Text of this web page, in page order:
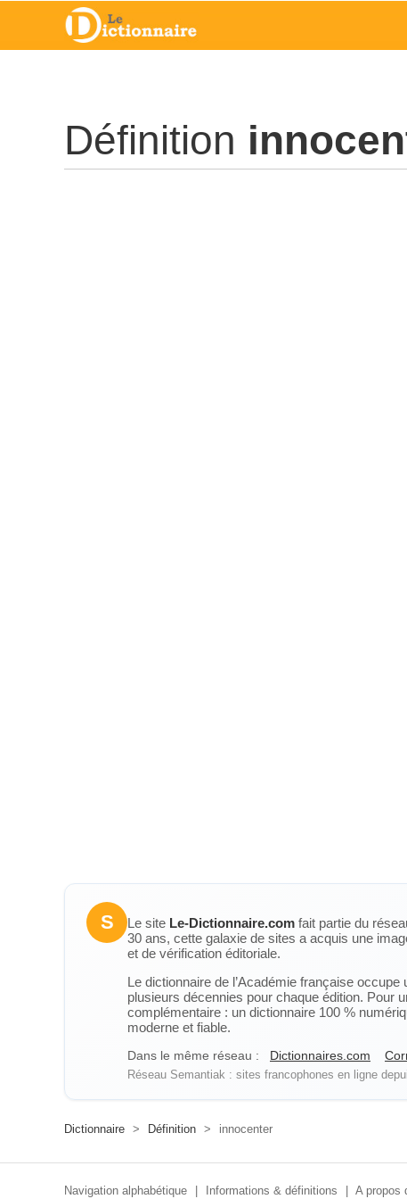
Définition
S Le site Le-Dictionnaire.com fait partie du
30 ans, cette galaxie de sites a acquis une
et de vérification éditoriale.
Le dictionnaire de l’Académie française
plusieurs décennies pour chaque édition. Pour
complémentaire : un dictionnaire 100 %
moderne et fiable.
Dans le même réseau : Dictionnaires.com
Réseau Semantiak : sites francophones en ligne
Dictionnaire > Définition > innocenter
Navigation alphabétique Informations & définitions A propos